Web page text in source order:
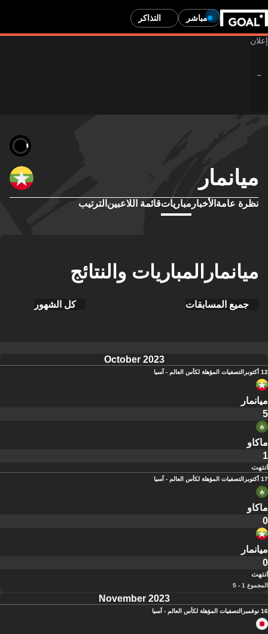
مباشر التذاكر
ميانمار
نظرة عامة الأخبار مبارياتقائمة اللاعبين الترتيب
ميانمارالمباريات والنتائج
جميع المسابقات كل الشهور
October 2023
12 أكتوبر التصفيات المؤهلة لكأس العالم - آسيا
ميانمار
5
ماكاو
1
انتهت
17 أكتوبر التصفيات المؤهلة لكأس العالم - آسيا
ماكاو
0
ميانمار
0
انتهت
المجموع 1 - 5
November 2023
16 نوفمبر التصفيات المؤهلة لكأس العالم - آسيا